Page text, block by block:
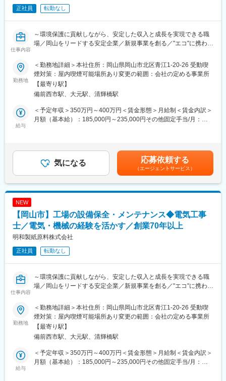
こしも行う。その他不定期でメーカーとの会議あり。
算策定の業務があります。
清算期間は１ヶ月。
始業及び終業の時刻は労働者の決定に委ねる。標準労働時間は１
日７時間１５分。
フレキシブルタイム（始業）６時～１１時、（終業）１５時～２
■弊社の特徴
地域の販売先と連携し、土地柄に合わせた肥料の提案を行ってい
ます。営業担当者のレベルアップのため、資格取得や勉強会も実
変更の範囲：会社の定める業務
正社員 転勤なし
仕事内容
～環境保護に貢献しながら、安定した収入と成長を実現できる職
場／岡山をリードする安定企業／新規事業を創る／"エコ"に携わる
■募集背景：
私たちは古紙リサイクルを軸に、環境・資源循環型社会の実現に
取り組んできました。
現在、さらなる事業拡大と新規事業創出を見据え、工場設備や施
設開発を中核となって担っていただく技術職の採用を進めていま
す。
■仕事内容：
紙のリサイクルを行う工場設備のメンテナンス・保守・設備管理
工場設備の点検・保全・修繕対応
外部業者との折衝、工事立ち会い
新規設備・施設の構想、仕様検討
新規事業プロジェクトへの参画
できる範囲から少しずつ業務をお任せしていきます。マンツーマ
ンで丁寧にお教えしますので、安心して働ける環境です。まずは
設備のメンテナンスなど、取り組みやすい業務からスタートし、
徐々に工場全体に関わる案件にも携わっていただきます。
ています。
勤務地
＜勤務地詳細＞本社住所：岡山県岡山市北区青江1-20-26 受動喫
煙対策：屋内喫煙可能場所あり変更の範囲：会社の定める事業所
【最寄り駅】
備前西市駅、大元駅、清輝橋駅
給与
＜予定年収＞350万円～400万円＜賃金形態＞月給制＜賃金内訳＞
月額（基本給）：185,000円～235,000円その他固定手当/月：
金額であり、選考を通じて上下する可能性があります。月給(月額)
は固定手当を含めた表記です。
気になる 応募依頼する
（エージェントサービス）
NEW
【岡山市】工場の設備保全・メンテナンス◆電気工事
士／電気・機械の経験を活かす／創業70年以上
明和製紙原料株式会社
正社員 転勤なし
仕事内容
～環境保護に貢献しながら、安定した収入と成長を実現できる職
場／岡山をリードする安定企業／新規事業を創る／"エコ"に携わる
■募集背景：
私たちは古紙リサイクルを軸に、環境・資源循環型社会の実現に
取り組んできました。
現在、さらなる事業拡大と新規事業創出を見据え、工場設備や施
設開発を中核となって担っていただく技術職の採用を進めていま
す。
勤務地
＜勤務地詳細＞本社住所：岡山県岡山市北区青江1-20-26 受動喫
煙対策：屋内喫煙可能場所あり変更の範囲：会社の定める事業所
【最寄り駅】
備前西市駅、大元駅、清輝橋駅
給与
＜予定年収＞350万円～400万円＜賃金形態＞月給制＜賃金内訳＞
月額（基本給）：185,000円～235,000円その他固定手当/月：